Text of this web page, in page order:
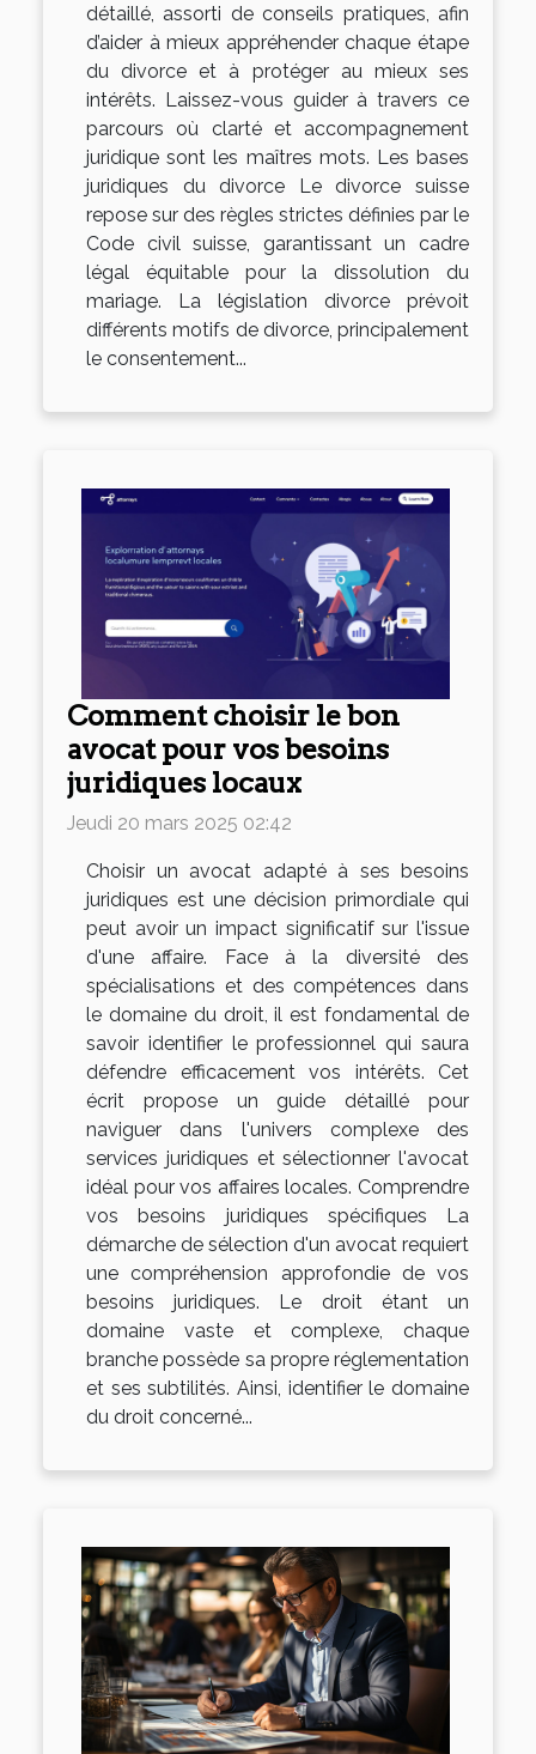
détaillé, assorti de conseils pratiques, afin
d’aider à mieux appréhender chaque étape
du divorce et à protéger au mieux ses
intérêts. Laissez-vous guider à travers ce
parcours où clarté et accompagnement
juridique sont les maîtres mots. Les bases
juridiques du divorce Le divorce suisse
repose sur des règles strictes définies par le
Code civil suisse, garantissant un cadre
légal équitable pour la dissolution du
mariage. La législation divorce prévoit
différents motifs de divorce, principalement
le consentement...
Comment choisir le bon
avocat pour vos besoins
juridiques locaux
Jeudi 20 mars 2025 02:42
Choisir un avocat adapté à ses besoins
juridiques est une décision primordiale qui
peut avoir un impact significatif sur l'issue
d'une affaire. Face à la diversité des
spécialisations et des compétences dans
le domaine du droit, il est fondamental de
savoir identifier le professionnel qui saura
défendre efficacement vos intérêts. Cet
écrit propose un guide détaillé pour
naviguer dans l'univers complexe des
services juridiques et sélectionner l'avocat
idéal pour vos affaires locales. Comprendre
vos besoins juridiques spécifiques La
démarche de sélection d'un avocat requiert
une compréhension approfondie de vos
besoins juridiques. Le droit étant un
domaine vaste et complexe, chaque
branche possède sa propre réglementation
et ses subtilités. Ainsi, identifier le domaine
du droit concerné...